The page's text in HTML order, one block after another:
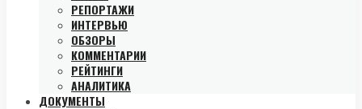
РЕПОРТАЖИ
ИНТЕРВЬЮ
ОБЗОРЫ
КОММЕНТАРИИ
РЕЙТИНГИ
АНАЛИТИКА
ДОКУМЕНТЫ